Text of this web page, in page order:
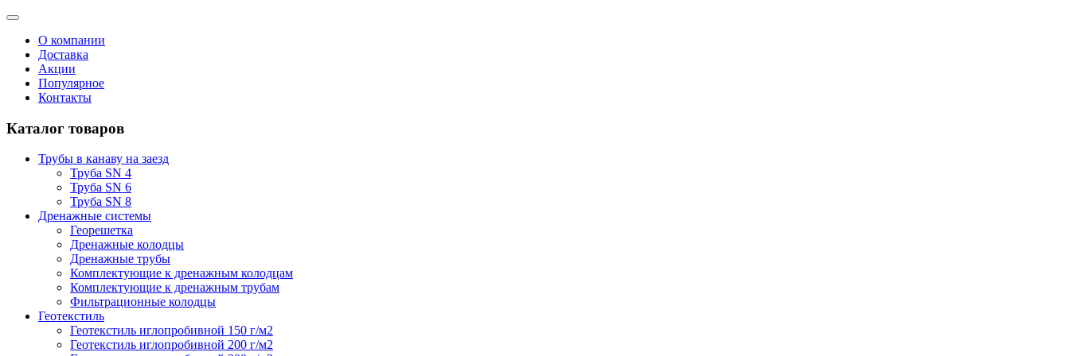
О компании
Доставка
Акции
Популярное
Контакты
Каталог товаров
Трубы в канаву на заезд
Труба SN 4
Труба SN 6
Труба SN 8
Дренажные системы
Георешетка
Дренажные колодцы
Дренажные трубы
Комплектующие к дренажным колодцам
Комплектующие к дренажным трубам
Фильтрационные колодцы
Геотекстиль
Геотекстиль иглопробивной 150 г/м2
Геотекстиль иглопробивной 200 г/м2